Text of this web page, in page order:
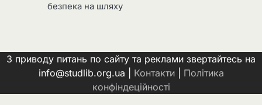
безпека на шляху
З приводу питань по сайту та реклами звертайтесь на
info@studlib.org.ua | Контакти| Політика
конфіндеційності